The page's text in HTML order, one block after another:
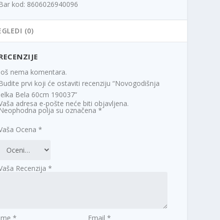
0
S
kod: 8606026940096
(0)
nema komentara.
prvi koji će ostaviti recenziju “Novogodišnja
Bela 60cm 190037”
adresa e-pošte neće biti objavljena.
polja su označena*
Ocena*
Recenzija*
* Email*